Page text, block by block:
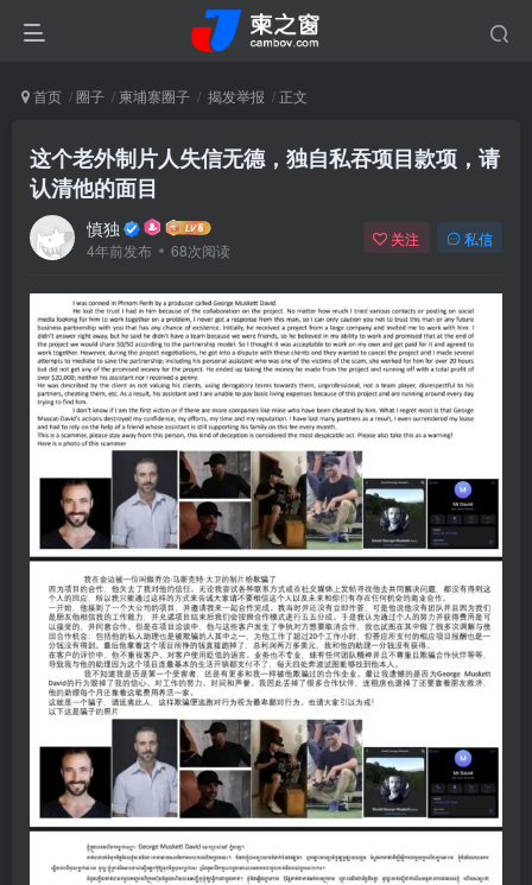
首页 圈子 柬埔寨圈子 揭发举报 正文
这个老外制片人失信无德，独自私吞项目款项，请
认清他的面目
慎独
4年前发布 68次阅读
关注 私信